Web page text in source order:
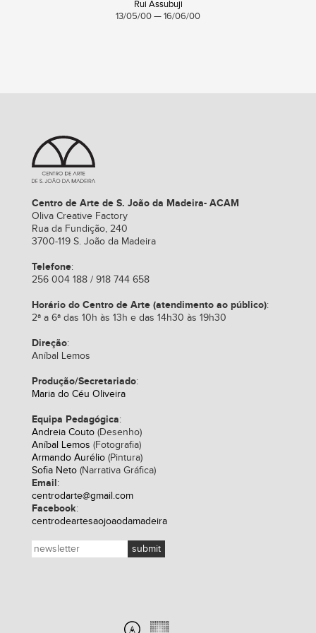
Rui Assubuji
13/05/00 — 16/06/00
Centro de Arte de S. João da Madeira- ACAM
Oliva Creative Factory
Rua da Fundição, 240
3700-119 S. João da Madeira
Telefone:
256 004 188 / 918 744 658
Horário do Centro de Arte (atendimento ao público):
2ª a 6ª das 10h às 13h e das 14h30 às 19h30
Direção:
Aníbal Lemos
Produção/Secretariado:
Maria do Céu Oliveira
Equipa Pedagógica:
Andreia Couto (Desenho)
Aníbal Lemos (Fotografia)
Armando Aurélio (Pintura)
Sofia Neto (Narrativa Gráfica)
Email:
centrodarte@gmail.com
Facebook:
centrodeartesaojoaodamadeira